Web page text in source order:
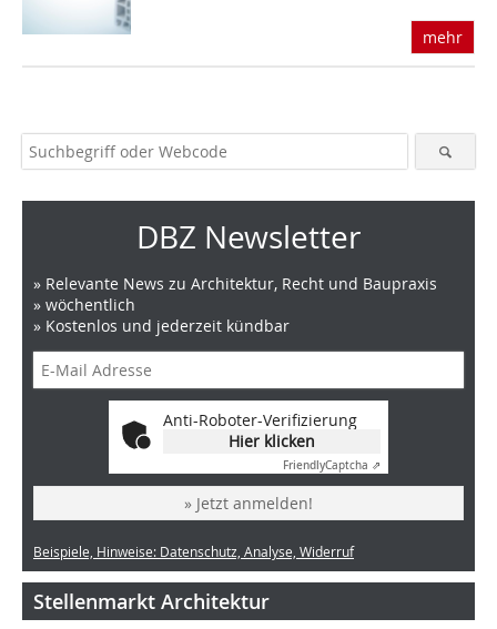
mehr
DBZ Newsletter
» Relevante News zu Architektur, Recht und Baupraxis
» wöchentlich
» Kostenlos und jederzeit kündbar
Anti-Roboter-Verifizierung
Hier klicken
FriendlyCaptcha ⇗
» Jetzt anmelden!
Beispiele, Hinweise: Datenschutz, Analyse, Widerruf
Stellenmarkt Architektur